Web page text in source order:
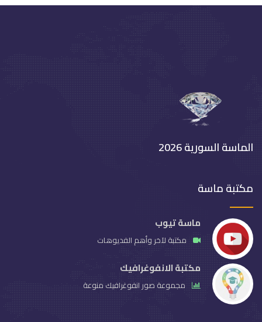
الماسة السورية 2026
مكتبة ماسة
ماسة تيوب
مكتبة لآخر وأهم الفديوهات
مكتبة الانفوغرافيك
مجموعة صور انفوغرافيك منوعة